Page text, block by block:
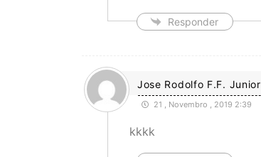
Responder
Jose Rodolfo F.F. Junior
21 , Novembro , 2019 2:39
kkkk